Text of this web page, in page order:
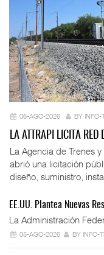
06-AGO-2026 BY INFO-
LA ATTRAPI LICITA
La Agencia de Trenes
abrió una licitación
diseño, suministro,
EE.UU. Plantea Nuevas
La Administración
05-AGO-2026 BY INFO-